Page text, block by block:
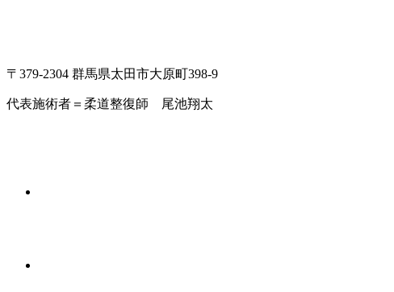
〒379-2304 群馬県太田市大原町398-9
代表施術者＝柔道整復師 尾池翔太